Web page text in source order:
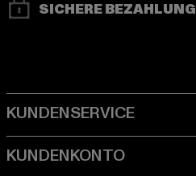
SICHERE BEZAHLUNG